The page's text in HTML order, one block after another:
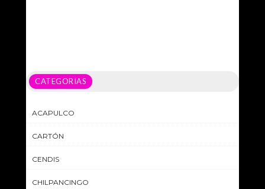
CATEGORIAS
ACAPULCO
CARTÓN
CENDIS
CHILPANCINGO